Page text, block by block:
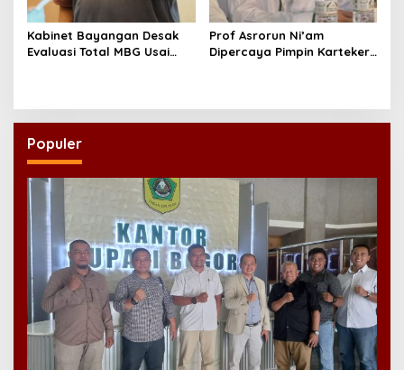
Kabinet Bayangan Desak
Evaluasi Total MBG Usai
Prof Asrorun Ni’am
Dipercaya Pimpin Karteker
Populer